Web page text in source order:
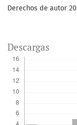
Derechos de autor
Descargas